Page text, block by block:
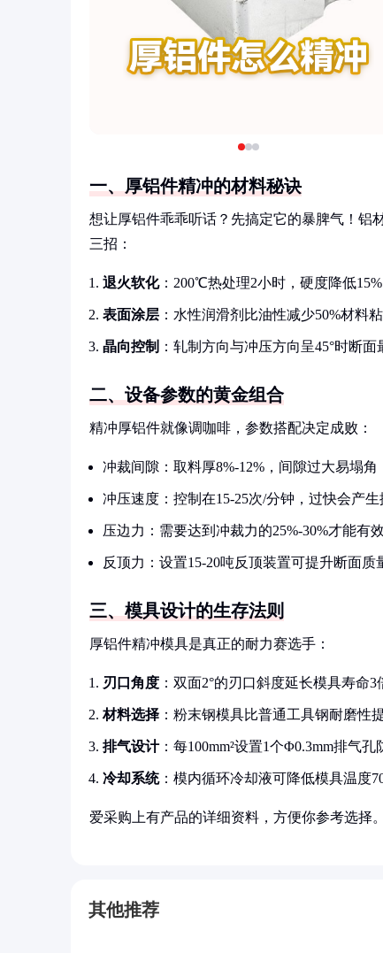
一、厚铝件精冲的材料秘诀
想让厚铝件乖乖听话？先搞定它的暴脾气！
三招：
退火软化：200℃热处理2小时，硬度降低15%
表面涂层 ：水性润滑剂比油性减少50%材料
晶向控制 ：轧制方向与冲压方向呈45°时断面
二、设备参数的黄金组合
精冲厚铝件就像调咖啡，参数搭配决定成败：
冲裁间隙：取料厚8%-12%，间隙过大易塌角
冲压速度：控制在15-25次/分钟，过快会产生
压边力：需要达到冲裁力的25%-30%才能有
反顶力：设置15-20吨反顶装置可提升断面质
三、模具设计的生存法则
厚铝件精冲模具是真正的耐力赛选手：
刃口角度 ：双面2°的刃口斜度延长模具寿命3
材料选择 ：粉末钢模具比普通工具钢耐磨性
排气设计：每100mm²设置1个Φ0.3mm排气孔
冷却系统：模内循环冷却液可降低模具温度
爱采购上有产品的详细资料，方便你参考选择
其他推荐